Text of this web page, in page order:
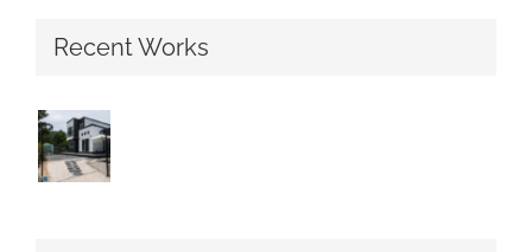
Recent Works